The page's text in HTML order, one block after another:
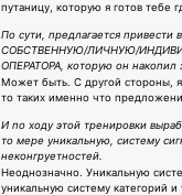
путаницу, которую я готов тебе
По сути, предлагается привести
СОБСТВЕННУЮ/ЛИЧНУЮ/
ОПЕРАТОРА, которую он накопил
Может быть. С другой стороны,
то таких именно что
И по ходу этой тренировки
то мере уникальную, систему
неконгруетностей.
Неоднозначно. Уникальную
уникальную систему категорий